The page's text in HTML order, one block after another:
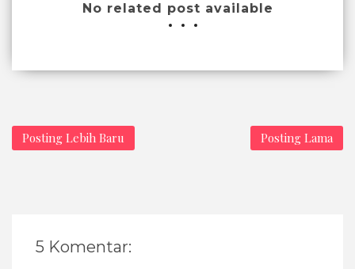
No related post available
Posting Lebih Baru Posting Lama
5 Komentar: